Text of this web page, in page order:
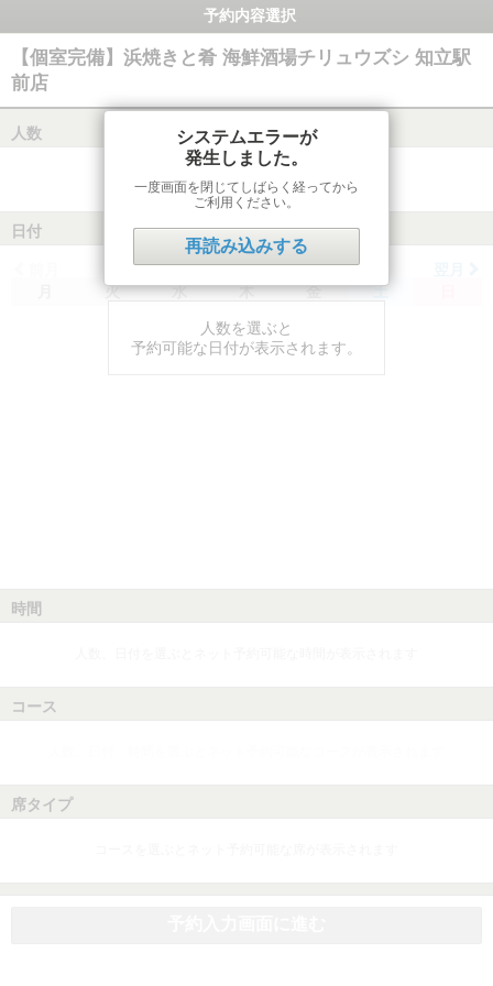
予約内容選択
【個室完備】浜焼きと肴 海鮮酒場チリュウズシ 知立駅
前店
人数
日付
火 水 木 金 土
人数を選ぶと
予約可能な日付が表示されます。
時間
コース
席タイプ
システムエラーが
発生しました。
一度画面を閉じてしばらく経ってから
ご利用ください。
再読み込みする